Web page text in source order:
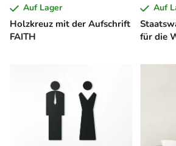
Holzkreuz mit der Aufschrift
FAITH
Auf Lager
für die
Auf